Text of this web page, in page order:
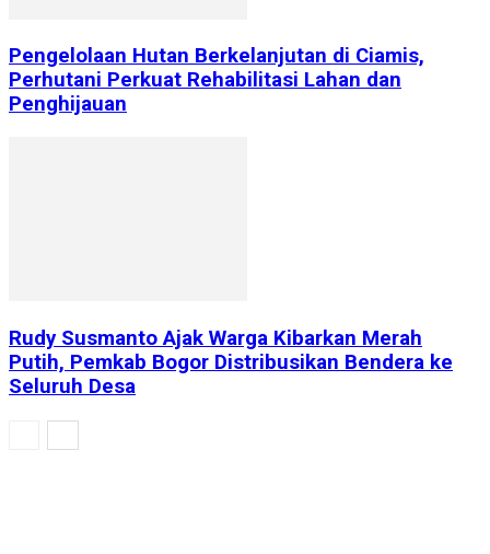
Pengelolaan Hutan Berkelanjutan di Ciamis,
Perhutani Perkuat Rehabilitasi Lahan dan
Penghijauan
Rudy Susmanto Ajak Warga Kibarkan Merah
Putih, Pemkab Bogor Distribusikan Bendera ke
Seluruh Desa